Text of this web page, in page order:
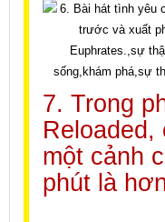
7. Trong
Reloaded,
một cảnh
phút là